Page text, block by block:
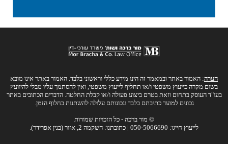
הערה: האמור באתר ובמאמר זה הינו מידע כללי וראשוני בלבד. האמור באתר אינו מובא
בשום מקרה כייעוץ משפטי ו/או תחליף לייעוץ משפטי, ואין להסתמך עליו מבלי להיוועץ
בעו"ד העוסק בתחום וזאת בטרם ביצוע פעולה ו/או קבלת החלטה. הדברים הכתובים באתר
נכונים למועד כתיבתם בלבד ונכונותם עלולה להשתנות בחלוף הזמן.
© מור ברכה - כל הזכויות שמורות
לייעוץ חייגו: 050-5066690 | כתובתנו: השקמה 2, אזור (בנין אפרידר).